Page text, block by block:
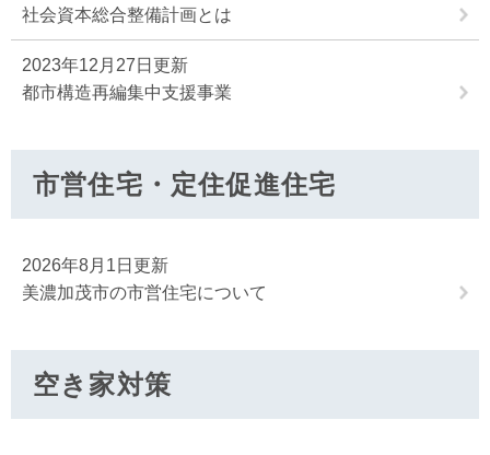
社会資本総合整備計画とは
2023年12月27日更新
都市構造再編集中支援事業
市営住宅・定住促進住宅
2026年8月1日更新
美濃加茂市の市営住宅について
空き家対策